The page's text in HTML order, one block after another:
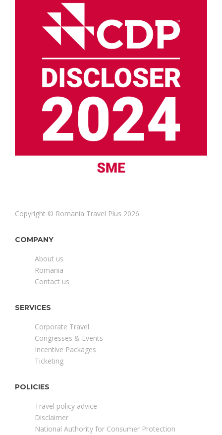
Copyright © Romania Travel Plus 2026
COMPANY
About us
Romania
Contact us
SERVICES
Corporate Travel
Congresses & Events
Incentive Packages
Ticketing
POLICIES
Travel policy advice
Disclaimer
National Authority for Consumer Protection